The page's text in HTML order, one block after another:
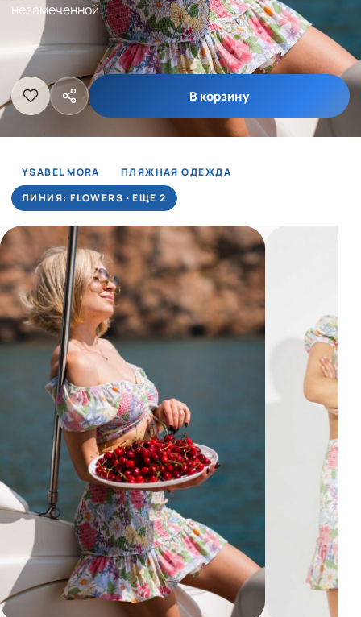
незамеченной.
В корзину
YSABEL MORA
ПЛЯЖНАЯ ОДЕЖДА
ЛИНИЯ: FLOWERS · ЕЩЕ 2